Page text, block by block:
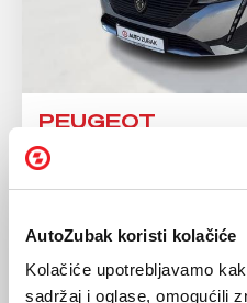
AutoZubak koristi kolačiće
Kolačiće upotrebljavamo
sadržaj i oglase, omogućili
PEUGEOT
308 PureTech 130
Benzin